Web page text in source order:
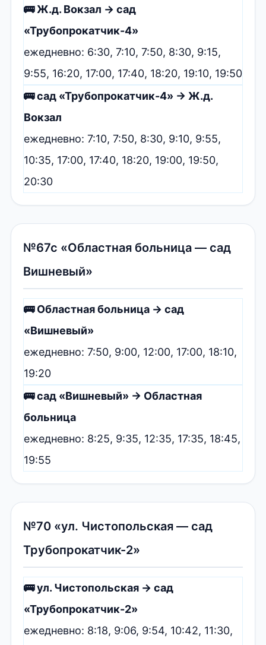
🚌 Ж.д. Вокзал → сад
«Трубопрокатчик-4»
ежедневно: 6:30, 7:10, 7:50, 8:30, 9:15,
9:55, 16:20, 17:00, 17:40, 18:20, 19:10, 19:50
🚌 сад «Трубопрокатчик-4» → Ж.д.
Вокзал
ежедневно: 7:10, 7:50, 8:30, 9:10, 9:55,
10:35, 17:00, 17:40, 18:20, 19:00, 19:50,
20:30
№67с «Областная больница — сад
Вишневый»
🚌 Областная больница → сад
«Вишневый»
ежедневно: 7:50, 9:00, 12:00, 17:00, 18:10,
19:20
🚌 сад «Вишневый» → Областная
больница
ежедневно: 8:25, 9:35, 12:35, 17:35, 18:45,
19:55
№70 «ул. Чистопольская — сад
Трубопрокатчик-2»
🚌 ул. Чистопольская → сад
«Трубопрокатчик-2»
ежедневно: 8:18, 9:06, 9:54, 10:42, 11:30,